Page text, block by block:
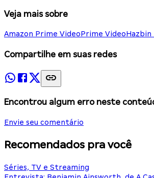
Veja mais sobre
Amazon Prime VideoPrime VideoHazbin
Compartilhe em suas redes
Encontrou algum erro neste
Envie seu comentário
Recomendados pra você
Séries, TV e Streaming